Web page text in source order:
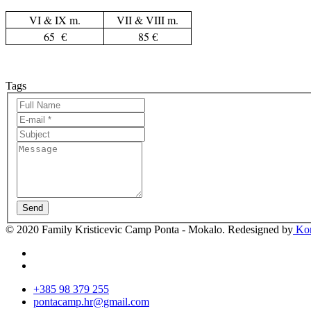
VI & IX m.
VII & VIII m.
65 €
85 €
Tags
Send
© 2020 Family Kristicevic Camp Ponta - Mokalo. Redesigned by
+385 98 379 255
pontacamp.hr@gmail.com